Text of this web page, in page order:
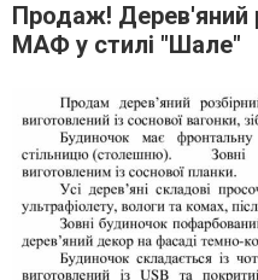
Продаж! Дерев'яний
МАФ у стилі "Шале"